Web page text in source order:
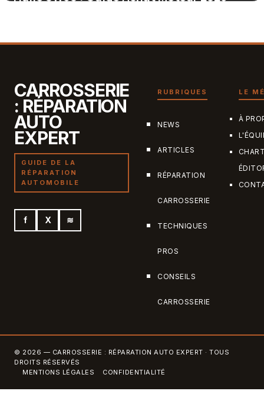
CARROSSERIE
: RÉPARATION
AUTO
EXPERT
GUIDE DE LA
RÉPARATION
AUTOMOBILE
f X ≋
RUBRIQUES
NEWS
ARTICLES
RÉPARATION
CARROSSERIE
TECHNIQUES
PROS
CONSEILS
CARROSSERIE
LE
À
© 2026 — CARROSSERIE : RÉPARATION AUTO EXPERT · TOUS
DROITS RÉSERVÉS
MENTIONS LÉGALES
CONFIDENTIALITÉ